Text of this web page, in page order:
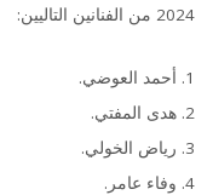
2024 من الفنانين التاليين:
أحمد العوضي.
هدى المفتي.
رياض الخولي.
وفاء عامر.